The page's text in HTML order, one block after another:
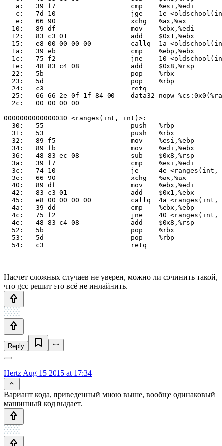
   a:   39 f7                   cmp    %esi,%edi
c:   7d 10                   jge    1e
   e:   66 90                   xchg   %ax,%ax
  10:   89 df                   mov    %ebx,%edi
  12:   83 c3 01                add    $0x1,%ebx
15:   e8 00 00 00 00          callq  1a
  1a:   39 eb                   cmp    %ebp,%ebx
1c:   75 f2                   jne    10
  1e:   48 83 c4 08             add    $0x8,%rsp
  22:   5b                      pop    %rbx
  23:   5d                      pop    %rbp
  24:   c3                      retq
25:   66 66 2e 0f 1f 84 00    data32 nopw
  2c:   00 00 00 00
0000000000000030 <ranges(int, int)>:
  30:   55                      push   %rbp
  31:   53                      push   %rbx
  32:   89 f5                   mov    %esi,%ebp
  34:   89 fb                   mov    %edi,%ebx
  36:   48 83 ec 08             sub    $0x8,%rsp
  3a:   39 f7                   cmp    %esi,%edi
3c:   74 10                   je     4e <ranges(int,
  3e:   66 90                   xchg   %ax,%ax
  40:   89 df                   mov    %ebx,%edi
  42:   83 c3 01                add    $0x1,%ebx
45:   e8 00 00 00 00          callq  4a <ranges(int,
  4a:   39 dd                   cmp    %ebx,%ebp
4c:   75 f2                   jne    40 <ranges(int,
  4e:   48 83 c4 08             add    $0x8,%rsp
  52:   5b                      pop    %rbx
  53:   5d                      pop    %rbp
Насчет сложных случаев не уверен, можно ли сочинить такой,
что gcc решит это всё не инлайнить.
Reply
Hertz Aug 15 2015 at 17:34
Вариант кода, приведенный мною выше, вообще одинаковый
машинный код выдает.